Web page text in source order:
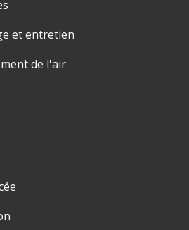
et entretien
de l'air